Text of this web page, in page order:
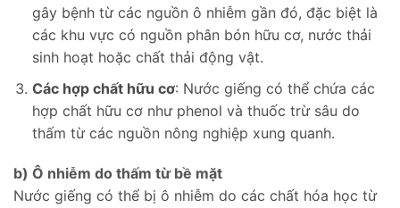
gây bệnh từ các nguồn ô nhiễm gần đó, đặc biệt là
các khu vực có nguồn phân bón hữu cơ, nước thải
sinh hoạt hoặc chất thải động vật.
Các hợp chất hữu cơ: Nước giếng có thể chứa các
hợp chất hữu cơ như phenol và thuốc trừ sâu do
thấm từ các nguồn nông nghiệp xung quanh.
b) Ô nhiễm do thấm từ bề mặt
Nước giếng có thể bị ô nhiễm do các chất hóa học từ